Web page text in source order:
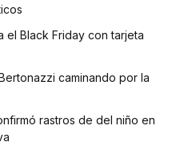
el Black Friday con tarjeta
caminando por la
rastros de del niño en